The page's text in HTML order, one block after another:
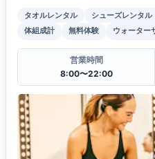
タオルレンタル シューズレンタル
体組成計
無料体験 ウォーター
営業時間
8:00〜22:00